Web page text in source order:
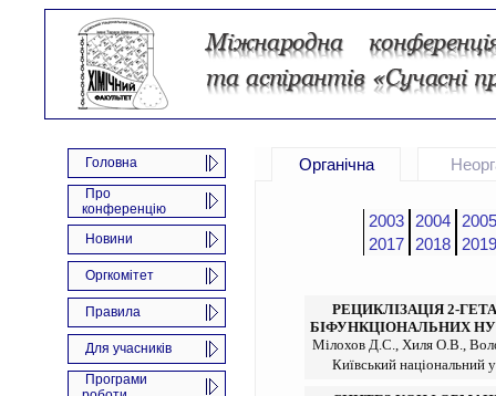
Головна
Про
конференцію
Новини
Оргкомітет
Правила
Для учасників
Програми
Органічна
2003 2004
2005
2017
2018 2019
РЕЦИКЛІЗАЦІЯ 2-
БІФУНКЦІОНАЛЬНИХ
Мілохов Д.С., Хиля О.В.,
Київський національний